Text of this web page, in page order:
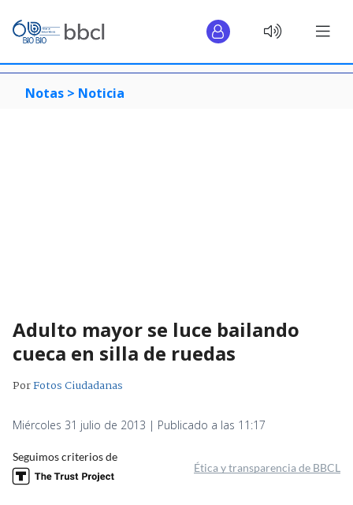
Notas > Noticia
Adulto mayor se luce bailando
cueca en silla de ruedas
PorFotos Ciudadanas
Miércoles 31 julio de 2013 | Publicado a las 11:17
Seguimos criterios de
Ética y transparencia de BBCL